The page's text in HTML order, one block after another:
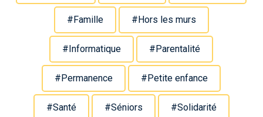
#Famille #Hors les murs
#Informatique #Parentalité
#Permanence #Petite enfance
#Santé #Séniors #Solidarité